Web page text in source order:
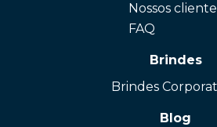
Nossos
FAQ
Brindes
Brindes
Blog